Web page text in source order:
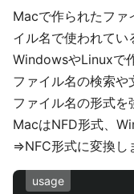
Macで作られたファ
イル名で使われてい
WindowsやLinuxで
ファイル名の検索
ファイル名の形式を
MacはNFD形式、
⇒NFC形式に変換し
usage